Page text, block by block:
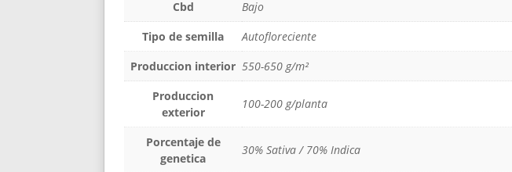
Cbd
Bajo
Tipo de semilla
Autofloreciente
Produccion interior 550-650 g/m²
Produccion
exterior
100-200 g/planta
Porcentaje de
genetica
30% Sativa / 70% Indica